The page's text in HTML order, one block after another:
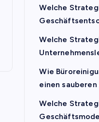
Welche
Welche
Wie
einen
Welche